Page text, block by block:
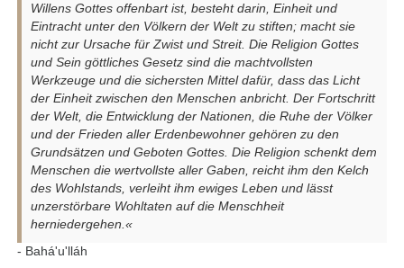
Willens Gottes offenbart ist, besteht darin, Einheit und
Eintracht unter den Völkern der Welt zu stiften; macht sie
nicht zur Ursache für Zwist und Streit. Die Religion Gottes
und Sein göttliches Gesetz sind die machtvollsten
Werkzeuge und die sichersten Mittel dafür, dass das Licht
der Einheit zwischen den Menschen anbricht. Der Fortschritt
der Welt, die Entwicklung der Nationen, die Ruhe der Völker
und der Frieden aller Erdenbewohner gehören zu den
Grundsätzen und Geboten Gottes. Die Religion schenkt dem
Menschen die wertvollste aller Gaben, reicht ihm den Kelch
des Wohlstands, verleiht ihm ewiges Leben und lässt
unzerstörbare Wohltaten auf die Menschheit
herniedergehen.«
- Bahá'u'lláh